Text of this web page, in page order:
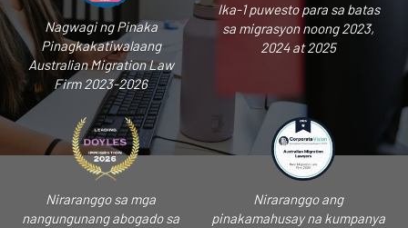
Nagwagi ng Pinaka
Pinagkakatiwalaang
Australian Migration Law
Firm 2023-2026
Ika-1 puwesto para sa batas
sa migrasyon noong 2023,
2024 at 2025
Niraranggo sa mga
nangungunang abogado sa
Niraranggo ang
pinakamahusay na kumpanya